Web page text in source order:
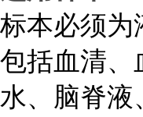
标本必须为
包括血清、
水、脑脊液